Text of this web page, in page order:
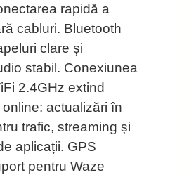
rapidă a
cabluri. Bluetooth
clare și
stabil. Conexiunea
2.4GHz extind
actualizări în
trafic, streaming și
aplicații. GPS
pentru Waze